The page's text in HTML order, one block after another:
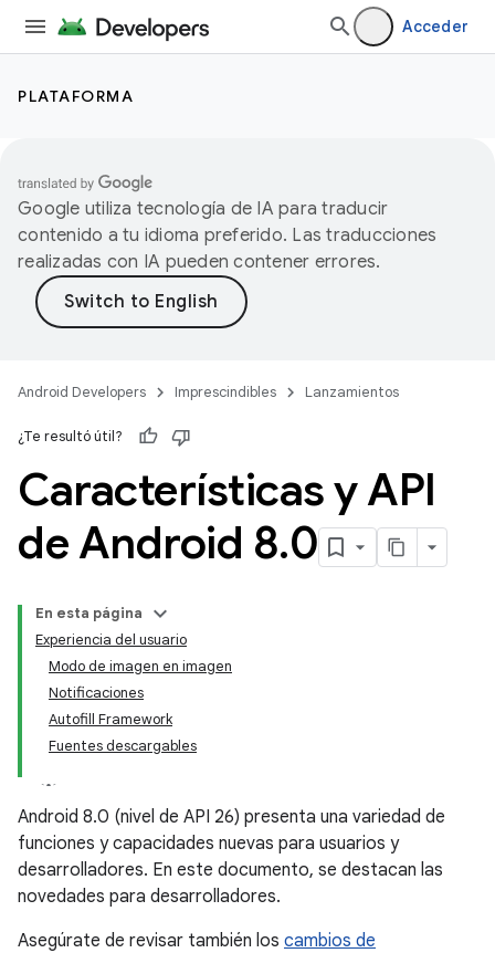
Acceder
PLATAFORMA
Google utiliza tecnología de IA para traducir
contenido a tu idioma preferido. Las traducciones
realizadas con IA pueden contener errores.
Android Developers Imprescindibles Lanzamientos
¿Te resultó útil?
Características y API
de Android 8.0
En esta página
Experiencia del usuario
Modo de imagen en imagen
Notificaciones
Autofill Framework
Fuentes descargables
Android 8.0 (nivel de API 26) presenta una variedad de
funciones y capacidades nuevas para usuarios y
desarrolladores. En este documento, se destacan las
novedades para desarrolladores.
Asegúrate de revisar también los cambios de